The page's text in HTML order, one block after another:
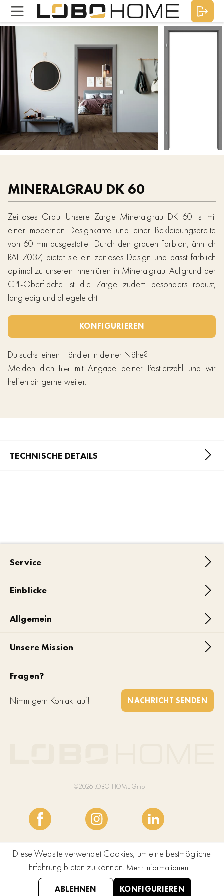
MINERALGRAU DK 60
Zeitloses Grau: Unsere Zarge Mineralgrau DK 60 ist mit
einer modernen Designkante und einer Bekleidungsbreite
von 60 mm ausgestattet. Durch den grauen Farbton, ähnlich
RAL 7037, bietet sie ein zeitloses Design und passt farblich
optimal zu unseren Innentüren in Mineralgrau. Aufgrund der
CPL-Oberfläche ist die Zarge zudem besonders robust,
langlebig und pflegeleicht.
KONFIGURIEREN
Du suchst einen Händler in deiner Nähe?
Melden dich hier mit Angabe deiner Postleitzahl und wir
helfen dir gerne weiter.
TECHNISCHE DETAILS
Service
Einblicke
Allgemein
Unsere Mission
Fragen?
Nimm gern Kontakt auf! NACHRICHT SENDEN
©2026 LOBO HOME GmbH
Diese Website verwendet Cookies, um eine bestmögliche
Erfahrung bieten zu können. Mehr Informationen ...
ABLEHNEN KONFIGURIEREN